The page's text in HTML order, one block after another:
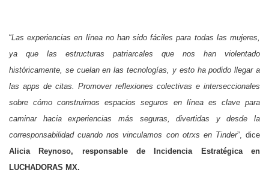
“Las experiencias en línea no han sido fáciles para todas las mujeres,
ya que las estructuras patriarcales que nos han violentado
históricamente, se cuelan en las tecnologías, y esto ha podido llegar a
las apps de citas. Promover reflexiones colectivas e interseccionales
sobre cómo construimos espacios seguros en línea es clave para
caminar hacia experiencias más seguras, divertidas y desde la
corresponsabilidad cuando nos vinculamos con otrxs en Tinder”, dice
Alicia Reynoso, responsable de Incidencia Estratégica en
LUCHADORAS MX.